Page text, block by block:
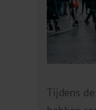
Tijdens